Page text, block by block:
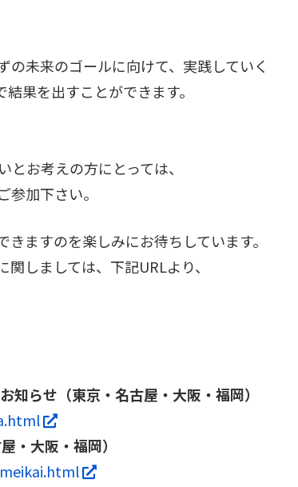
未来のゴールに向けて、実践していく
果を出すことができます。
お考えの方にとっては、
加下さい。
ますのを楽しみにお待ちしています。
しましては、下記URLより、
お知らせ（東京・名古屋・大阪・福岡）
・大阪・福岡）